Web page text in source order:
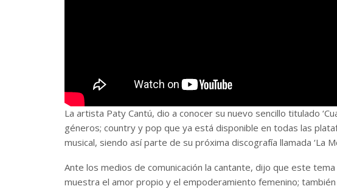
La artista Paty Cantú, dio a conocer su nuevo sencillo titulado
géneros; country y pop que ya está disponible en todas las
musical, siendo así parte de su próxima discografía llamada ‘La
Ante los medios de comunicación la cantante, dijo que este
muestra el amor propio y el empoderamiento femenino;